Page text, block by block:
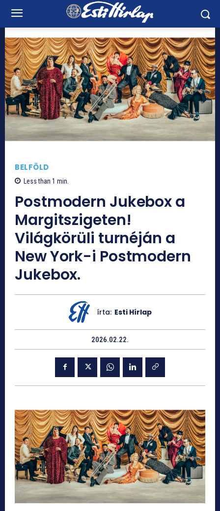
BELFÖLD
Less than 1 min.
Postmodern Jukebox a
Margitszigeten!
Világkörüli turnéján a
New York-i Postmodern
Jukebox.
írta: Esti Hírlap
2026.02.22.